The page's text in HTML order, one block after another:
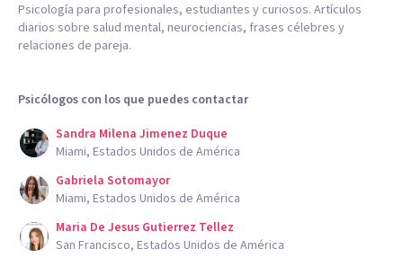
Psicología para profesionales, estudiantes y curiosos. Artículos
diarios sobre salud mental, neurociencias, frases célebres y
relaciones de pareja.
Psicólogos con los que puedes contactar
Sandra Milena Jimenez Duque
Miami, Estados Unidos de América
Gabriela Sotomayor
Miami, Estados Unidos de América
Maria De Jesus Gutierrez Tellez
San Francisco, Estados Unidos de América